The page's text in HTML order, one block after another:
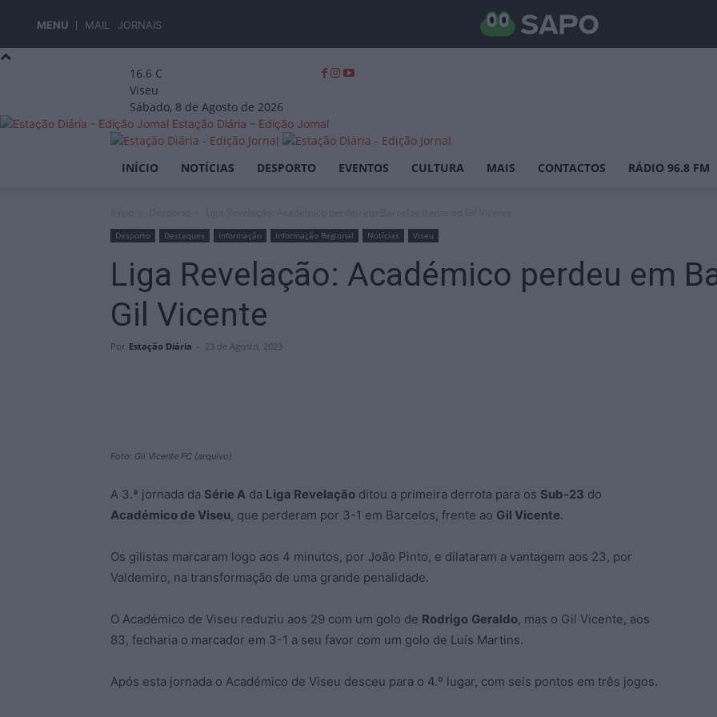
MENU MAIL JORNAIS
16.6 C
Viseu
Sábado, 8 de Agosto de 2026
Estação Diária – Edição Jornal
INÍCIO NOTÍCIAS DESPORTO EVENTOS CULTURA MAIS CONTACTOS RÁDIO 96.8 FM
Desporto Destaques Informação Informação Regional Notícias Viseu
Liga Revelação: Académico perdeu em
Gil Vicente
Por Estação Diária - 23 de Agosto, 2023
Foto: Gil Vicente FC (arquivo)
A 3.ª jornada da Série A da Liga Revelação ditou a primeira derrota para os Sub-23 do
Académico de Viseu, que perderam por 3-1 em Barcelos, frente ao Gil Vicente.
Os gilistas marcaram logo aos 4 minutos, por João Pinto, e dilataram a vantagem aos 23, por
Valdemiro, na transformação de uma grande penalidade.
O Académico de Viseu reduziu aos 29 com um golo de Rodrigo Geraldo, mas o Gil Vicente, aos
83, fecharia o marcador em 3-1 a seu favor com um golo de Luís Martins.
Após esta jornada o Académico de Viseu desceu para o 4.º lugar, com seis pontos em três jogos.